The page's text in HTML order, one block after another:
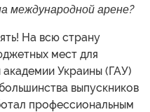
международной арене?
На всю страну
мест для
Украины (ГАУ)
выпускников
профессиональным